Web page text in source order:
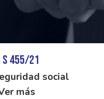
S 455/21
social
más